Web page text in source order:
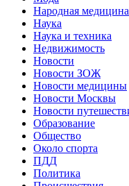
Народная медицина
Наука
Наука и техника
Недвижимость
Новости
Новости ЗОЖ
Новости медицины
Новости Москвы
Новости
Образование
Общество
Около спорта
ПДД
Политика